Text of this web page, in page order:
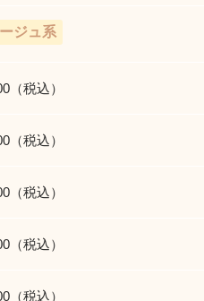
ジュ系
（税込）
（税込）
（税込）
（税込）
（税込）